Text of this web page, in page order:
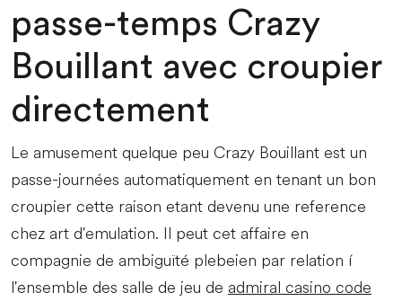
passe-temps Crazy
Bouillant avec croupier
directement
Le amusement quelque peu Crazy Bouillant est un
passe-journées automatiquement en tenant un bon
croupier cette raison etant devenu une reference
chez art d'emulation. Il peut cet affaire en
compagnie de ambiguïté plebeien par relation í
l'ensemble des salle de jeu de admiral casino code